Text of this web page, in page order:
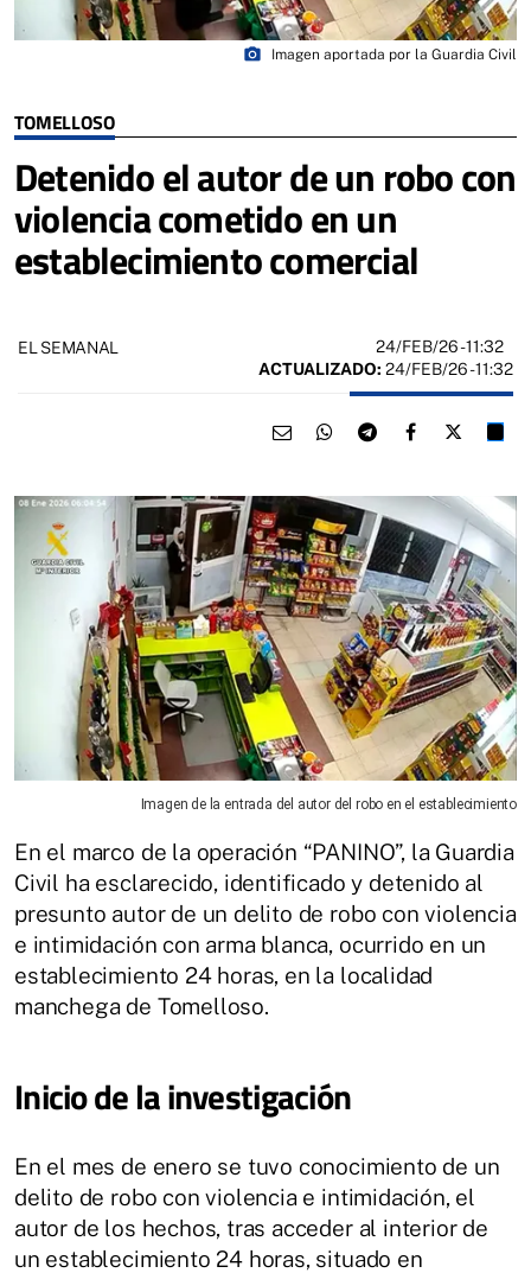
TOMELLOSO
Detenido el autor de un robo con
violencia cometido en un
establecimiento comercial
photo_camera Imagen aportada por la Guardia Civil
EL SEMANAL 24/FEB/26- 11:32
ACTUALIZADO: 24/FEB/26 - 11:32
Imagen de la entrada del autor del robo en el establecimiento
En el marco de la operación “PANINO”, la Guardia
Civil ha esclarecido, identificado y detenido al
presunto autor de un delito de robo con violencia
e intimidación con arma blanca, ocurrido en un
establecimiento 24 horas, en la localidad
manchega de Tomelloso.
Inicio de la investigación
En el mes de enero se tuvo conocimiento de un
delito de robo con violencia e intimidación, el
autor de los hechos, tras acceder al interior de
un establecimiento 24 horas, situado en